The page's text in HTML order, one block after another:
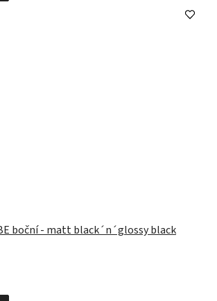
boční - matt black´n´glossy black